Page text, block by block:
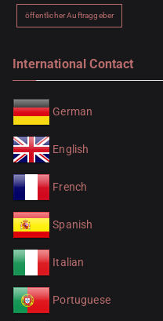
öffentlicher Auftraggeber
International Contact
German
English
French
Spanish
Italian
Portuguese